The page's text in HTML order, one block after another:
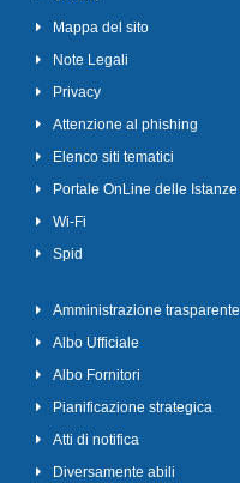
Mappa del sito
Note Legali
Privacy
Attenzione al phishing
Elenco siti tematici
Portale OnLine delle Istanze
Wi-Fi
Spid
Amministrazione trasparente
Albo Ufficiale
Albo Fornitori
Pianificazione strategica
Atti di notifica
Diversamente abili